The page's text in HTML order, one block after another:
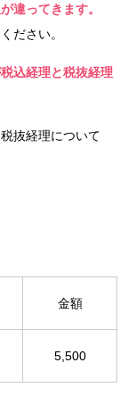
違ってきます。
ださい。
込経理と税抜経理
抜経理について
金額
5,500